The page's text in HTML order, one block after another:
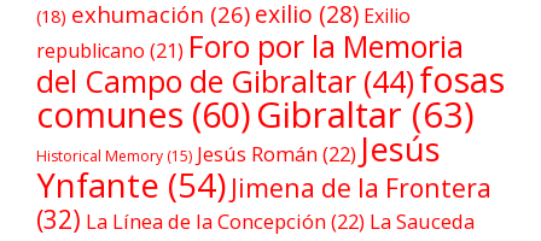
(18) exhumación (26) exilio (28) Exilio
republicano (21) Foro por la Memoria
del Campo de Gibraltar (44)fosas
comunes (60)Gibraltar(63)
Historical Memory (15) Jesús Román(22) Jesús
Ynfante (54) Jimena de la Frontera
(32) La Línea de la Concepción(22) La Sauceda